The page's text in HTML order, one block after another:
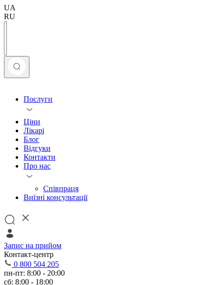
UA
RU
Послуги
Ціни
Лікарі
Блог
Відгуки
Контакти
Про нас
Співпраця
Виїзні консультації
Запис на прийом
Контакт-центр
0 800 504 205
пн-пт: 8:00 - 20:00
сб: 8:00 - 18:00